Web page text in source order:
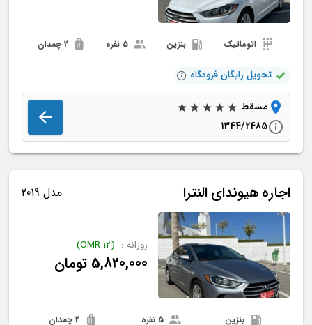
اتوماتیک بنزین
تحویل رایگان فرودگاه
مسقط
1344/2485
اجارههیوندایالنترا مدل 2019
روزانه : (
12
OMR
)
5,820,000 تومان
بنزین 5 نفره